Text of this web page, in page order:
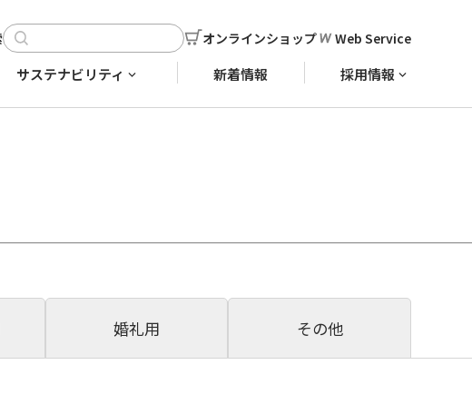
オンラインショップ Web Service
サステナビリティ 新着情報 採用情報
婚礼用 その他